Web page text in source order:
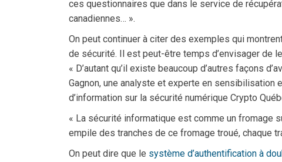
ces questionnaires que dans le service de
canadiennes… ».
On peut continuer à citer des exemples qui
de sécurité. Il est peut-être temps d’envisager de
« D’autant qu’il existe beaucoup d’autres façons
Gagnon, une analyste et experte en sensibilisation
d’information sur la sécurité numérique Crypto
« La sécurité informatique est comme un fromage
empile des tranches de ce fromage troué, chaque
On peut dire que le système d’authentification à